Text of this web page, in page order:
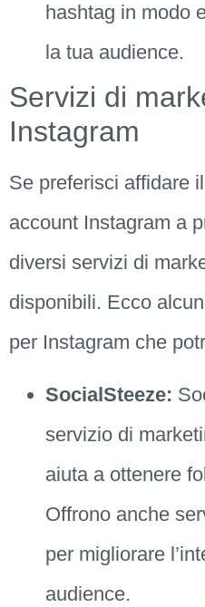
hashtag in modo
la tua audience.
Servizi di
Instagram
Se preferisci affidare
account Instagram a
diversi servizi di
disponibili. Ecco
per Instagram che
SocialSteeze:
servizio di
aiuta a ottenere
Offrono anche
per migliorare
audience.